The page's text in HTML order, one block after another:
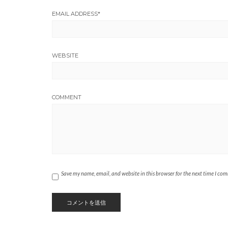
EMAIL ADDRESS*
WEBSITE
COMMENT
Save my name, email, and website in this browser for the next time I